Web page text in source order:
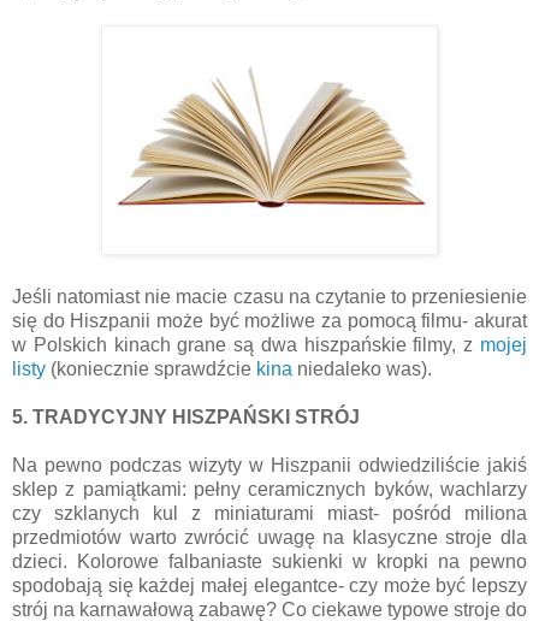
Jeśli natomiast nie macie czasu na czytanie to przeniesienie
się do Hiszpanii może być możliwe za pomocą filmu- akurat
w Polskich kinach grane są dwa hiszpańskie filmy, z mojej
listy (koniecznie sprawdźcie kina niedaleko was).
5. TRADYCYJNY HISZPAŃSKI STRÓJ
Na pewno podczas wizyty w Hiszpanii odwiedziliście jakiś
sklep z pamiątkami: pełny ceramicznych byków, wachlarzy
czy szklanych kul z miniaturami miast- pośród miliona
przedmiotów warto zwrócić uwagę na klasyczne stroje dla
dzieci. Kolorowe falbaniaste sukienki w kropki na pewno
spodobają się każdej małej elegantce- czy może być lepszy
strój na karnawałową zabawę? Co ciekawe typowe stroje do